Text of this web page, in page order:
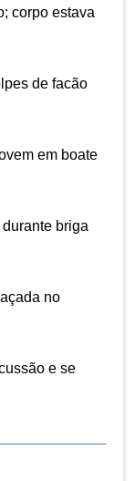
corpo estava
de facão
em boate
briga
no
e se